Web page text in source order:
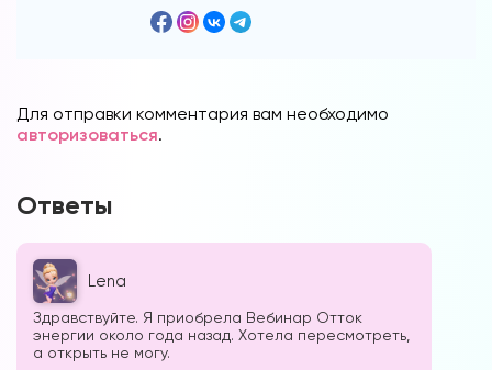
Для отправки комментария вам необходимо
авторизоваться.
Ответы
Lena
Здравствуйте. Я приобрела Вебинар Отток
энергии около года назад. Хотела пересмотреть,
а открыть не могу.